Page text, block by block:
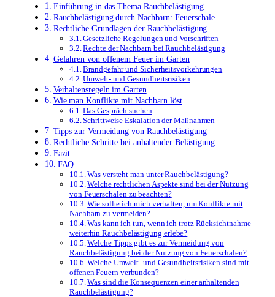
Einführung in das Thema Rauchbelästigung
Rauchbelästigung durch Nachbarn: Feuerschale
Rechtliche Grundlagen der Rauchbelästigung
Gesetzliche Regelungen und Vorschriften
Rechte der Nachbarn bei Rauchbelästigung
Gefahren von offenem Feuer im Garten
Brandgefahr und Sicherheitsvorkehrungen
Umwelt- und Gesundheitsrisiken
Verhaltensregeln im Garten
Wie man Konflikte mit Nachbarn löst
Das Gespräch suchen
Schrittweise Eskalation der Maßnahmen
Tipps zur Vermeidung von Rauchbelästigung
Rechtliche Schritte bei anhaltender Belästigung
Fazit
FAQ
Was versteht man unter Rauchbelästigung?
Welche rechtlichen Aspekte sind bei der Nutzung
von Feuerschalen zu beachten?
Wie sollte ich mich verhalten, um Konflikte mit
Nachbarn zu vermeiden?
Was kann ich tun, wenn ich trotz Rücksichtnahme
weiterhin Rauchbelästigung erlebe?
Welche Tipps gibt es zur Vermeidung von
Rauchbelästigung bei der Nutzung von Feuerschalen?
Welche Umwelt- und Gesundheitsrisiken sind mit
offenen Feuern verbunden?
Was sind die Konsequenzen einer anhaltenden
Rauchbelästigung?